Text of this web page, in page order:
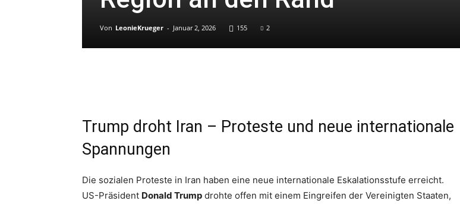
Von LeonieKrueger - Januar 2, 2026 155 2
Trump droht Iran – Proteste und neue internationale
Spannungen
Die sozialen Proteste in Iran haben eine neue internationale Eskalationsstufe erreicht.
US-Präsident Donald Trump drohte offen mit einem Eingreifen der Vereinigten Staaten,